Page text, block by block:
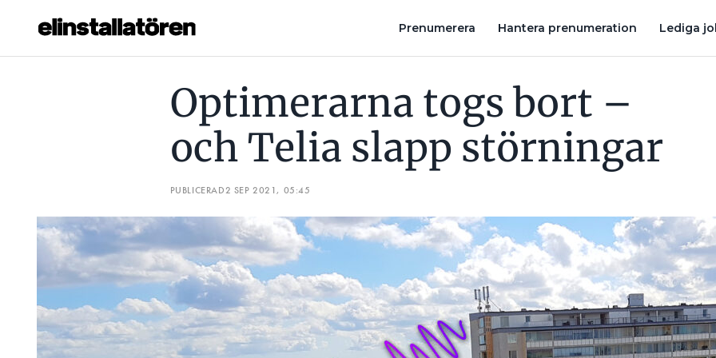
Prenumerera Hantera prenumeration Lediga
Hantera prenumeration
Annonsera
Läs E-tidningen
Om tidningen
Kontakt
Personuppgifter
Optimerarna togs bort –
och Telia slapp störningar
PUBLICERAD2 SEP 2021, 05:45
OPTIMERARNA TOGS BORT – OCH TELIA SLAPP STÖRNINGAR FEL VID INSTALLATION AV TUSENTALS